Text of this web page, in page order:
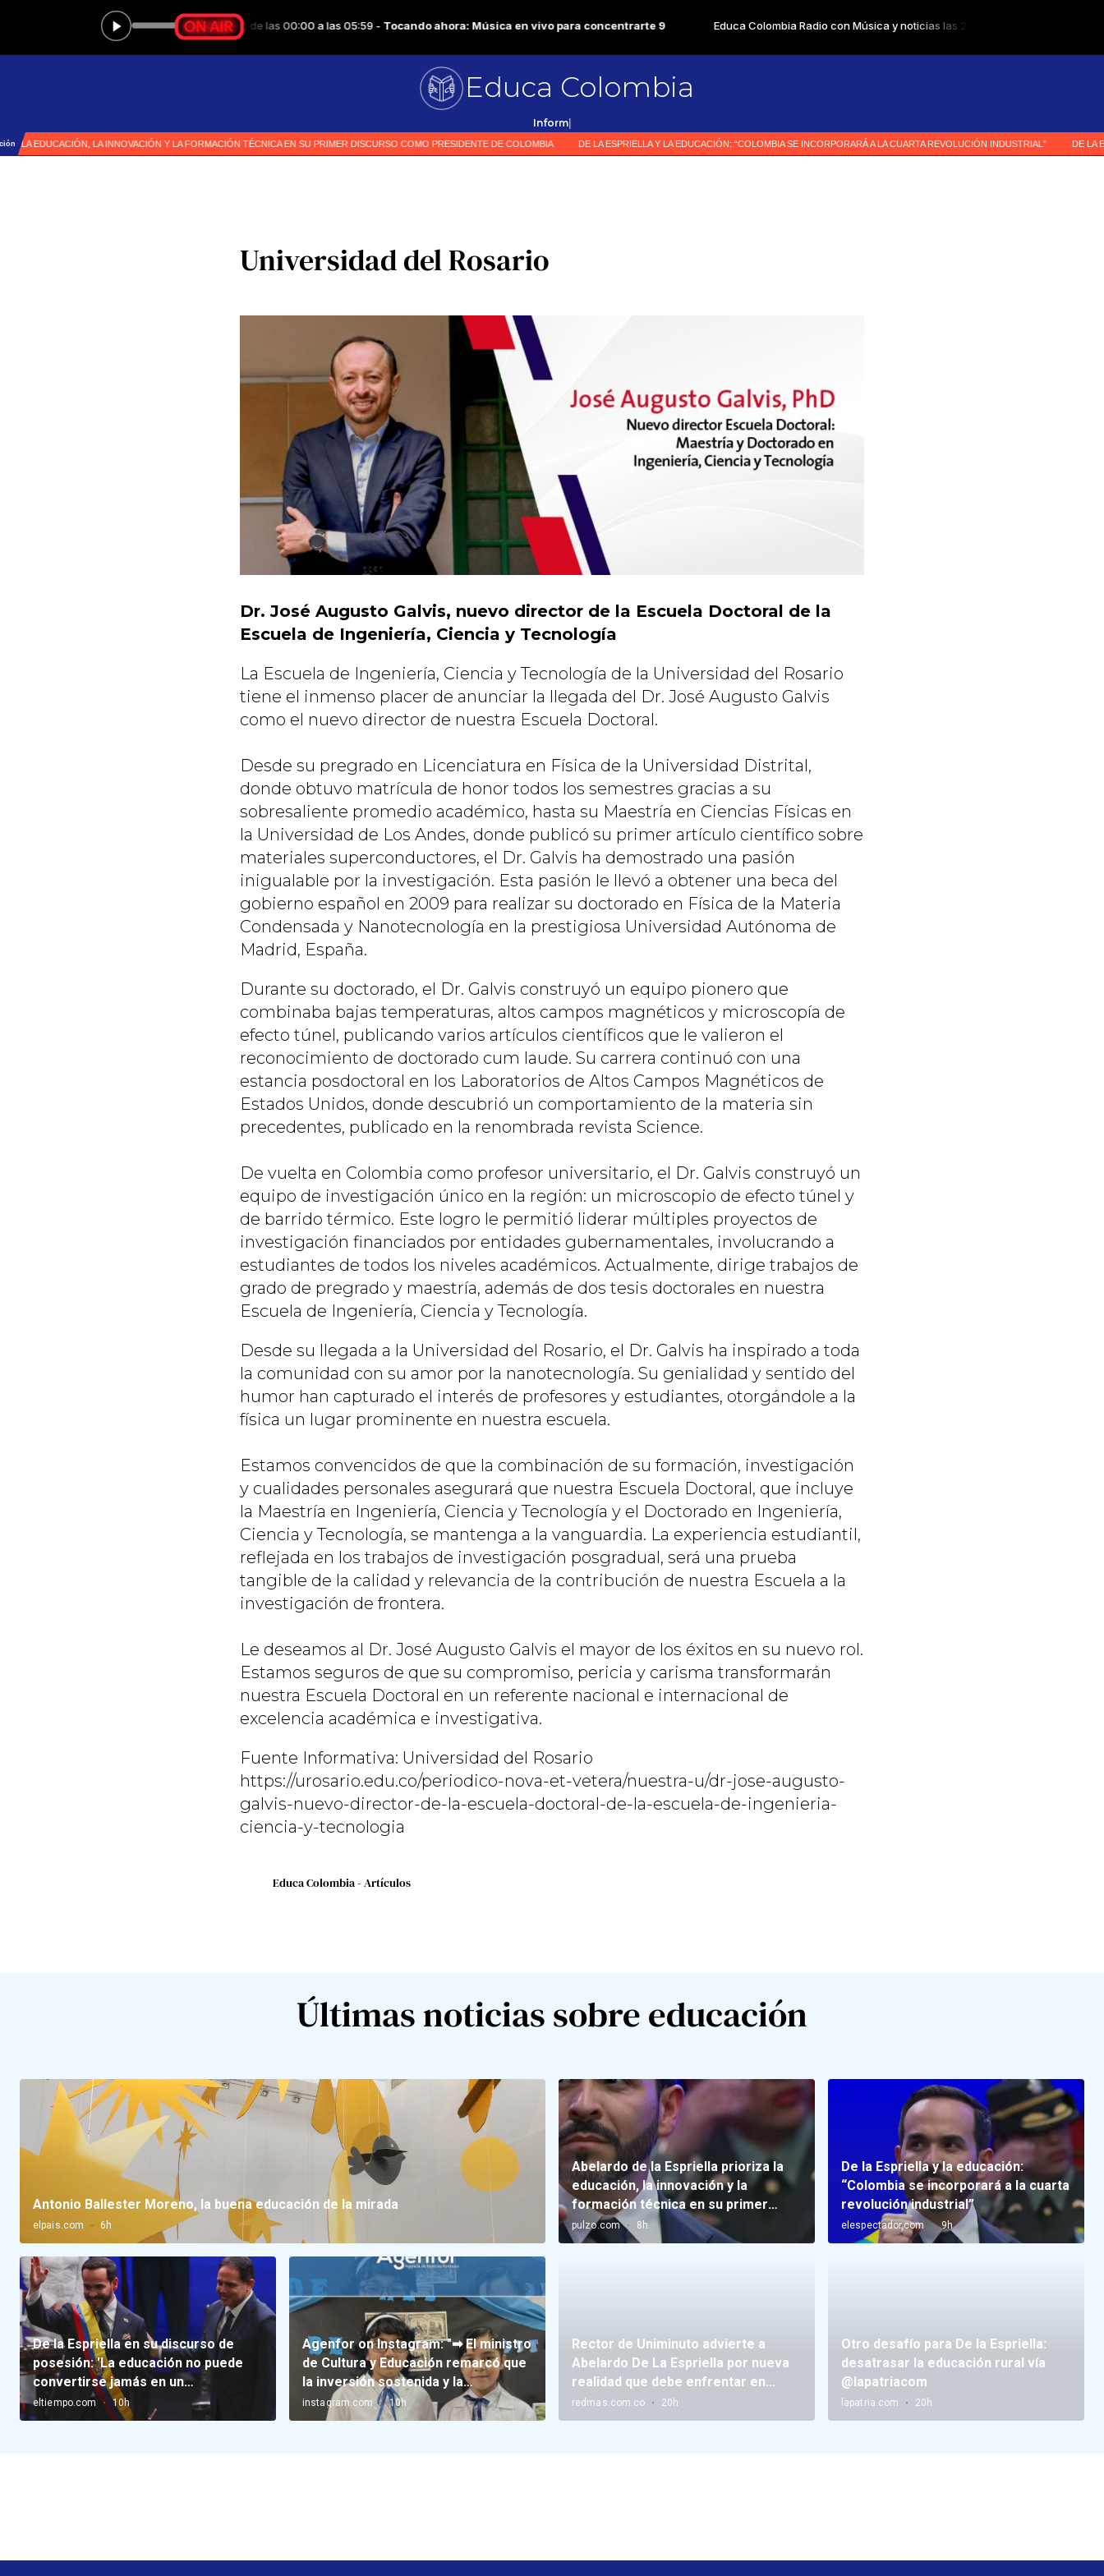
Educa Colombia
P|
Universidad del Rosario
Dr. José Augusto Galvis, nuevo director de la Escuela Doctoral de la
Escuela de Ingeniería, Ciencia y Tecnología
La Escuela de Ingeniería, Ciencia y Tecnología de la Universidad del Rosario
tiene el inmenso placer de anunciar la llegada del Dr. José Augusto Galvis
como el nuevo director de nuestra Escuela Doctoral.
Desde su pregrado en Licenciatura en Física de la Universidad Distrital,
donde obtuvo matrícula de honor todos los semestres gracias a su
sobresaliente promedio académico, hasta su Maestría en Ciencias Físicas en
la Universidad de Los Andes, donde publicó su primer artículo científico sobre
materiales superconductores, el Dr. Galvis ha demostrado una pasión
inigualable por la investigación. Esta pasión le llevó a obtener una beca del
gobierno español en 2009 para realizar su doctorado en Física de la Materia
Condensada y Nanotecnología en la prestigiosa Universidad Autónoma de
Madrid, España.
Durante su doctorado, el Dr. Galvis construyó un equipo pionero que
combinaba bajas temperaturas, altos campos magnéticos y microscopía de
efecto túnel, publicando varios artículos científicos que le valieron el
reconocimiento de doctorado cum laude. Su carrera continuó con una
estancia posdoctoral en los Laboratorios de Altos Campos Magnéticos de
Estados Unidos, donde descubrió un comportamiento de la materia sin
precedentes, publicado en la renombrada revista Science.
De vuelta en Colombia como profesor universitario, el Dr. Galvis construyó un
equipo de investigación único en la región: un microscopio de efecto túnel y
de barrido térmico. Este logro le permitió liderar múltiples proyectos de
investigación financiados por entidades gubernamentales, involucrando a
estudiantes de todos los niveles académicos. Actualmente, dirige trabajos de
grado de pregrado y maestría, además de dos tesis doctorales en nuestra
Escuela de Ingeniería, Ciencia y Tecnología.
Desde su llegada a la Universidad del Rosario, el Dr. Galvis ha inspirado a toda
la comunidad con su amor por la nanotecnología. Su genialidad y sentido del
humor han capturado el interés de profesores y estudiantes, otorgándole a la
física un lugar prominente en nuestra escuela.
Estamos convencidos de que la combinación de su formación, investigación
y cualidades personales asegurará que nuestra Escuela Doctoral, que incluye
la Maestría en Ingeniería, Ciencia y Tecnología y el Doctorado en Ingeniería,
Ciencia y Tecnología, se mantenga a la vanguardia. La experiencia estudiantil,
reflejada en los trabajos de investigación posgradual, será una prueba
tangible de la calidad y relevancia de la contribución de nuestra Escuela a la
investigación de frontera.
Le deseamos al Dr. José Augusto Galvis el mayor de los éxitos en su nuevo rol.
Estamos seguros de que su compromiso, pericia y carisma transformarán
nuestra Escuela Doctoral en un referente nacional e internacional de
excelencia académica e investigativa.
Fuente Informativa: Universidad del Rosario
https://urosario.edu.co/periodico-nova-et-vetera/nuestra-u/dr-jose-augusto-
galvis-nuevo-director-de-la-escuela-doctoral-de-la-escuela-de-ingenieria-
ciencia-y-tecnologia
Educa Colombia - Artículos
Últimas noticias sobre educación